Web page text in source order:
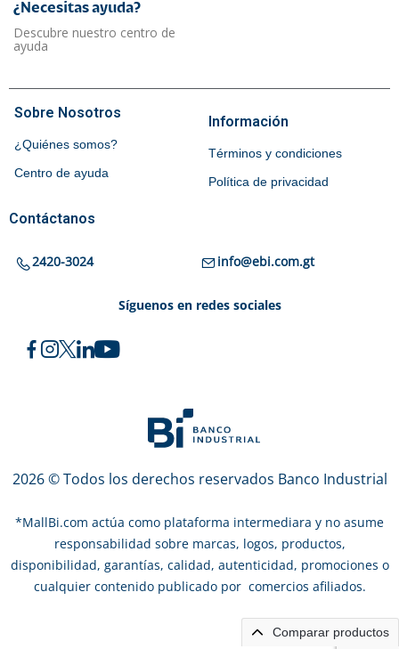
¿Necesitas ayuda?​
Descubre nuestro centro de
ayuda
Sobre Nosotros
¿Quiénes somos?
Centro de ayuda
Información
Términos y condiciones
Política de privacidad
Contáctanos
2420-3024 info@ebi.com.gt
Síguenos en redes sociales
2026 © Todos los derechos reservados Banco Industrial
*MallBi.com actúa como plataforma intermediara y no asume
responsabilidad sobre marcas, logos, productos,
disponibilidad, garantías, calidad, autenticidad, promociones o
cualquier contenido publicado por comercios afiliados.
Comparar productos